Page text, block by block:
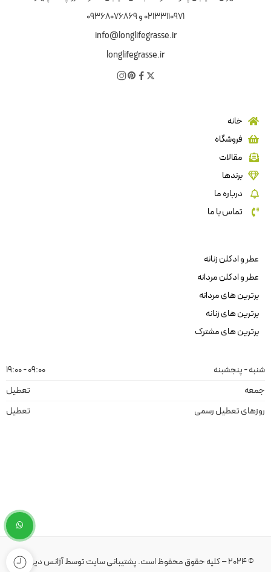
02133110971 و 09368076869
info@longlifegrasse.ir
longlifegrasse.ir
خانه
فروشگاه
مقالات
برندها
درباره ما
تماس با ما
عطر و ادکلن زنانه
عطر و ادکلن مردانه
برترین های مردانه
برترین های زنانه
برترین های مشترک
شنبه - پنجشبنه
09:00 - 19:00
جمعه
تعطیل
روزهای تعطیل رسمی
تعطیل
© 2024 – کلیه حقوق محفوظ است. پشتیبانی سایتتوسطآژانس دیهیم.